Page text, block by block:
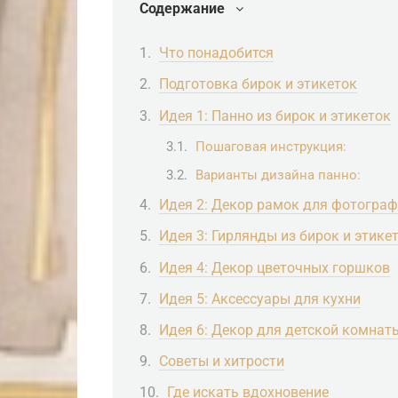
Содержание
Что понадобится
Подготовка бирок и этикеток
Идея 1: Панно из бирок и этикеток
Пошаговая инструкция:
Варианты дизайна панно:
Идея 2: Декор рамок для
Идея 3: Гирлянды из бирок и
Идея 4: Декор цветочных горшков
Идея 5: Аксессуары для кухни
Идея 6: Декор для детской
Советы и хитрости
Где искать вдохновение